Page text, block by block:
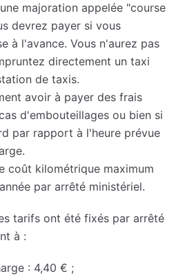
majoration appelée "course
devrez payer si vous
à l'avance. Vous n'aurez pas
directement un taxi
de taxis.
avoir à payer des frais
d'embouteillages ou bien si
par rapport à l'heure prévue
coût kilométrique maximum
par arrêté ministériel.
tarifs ont été fixés par arrêté
à :
: 4,40 € ;